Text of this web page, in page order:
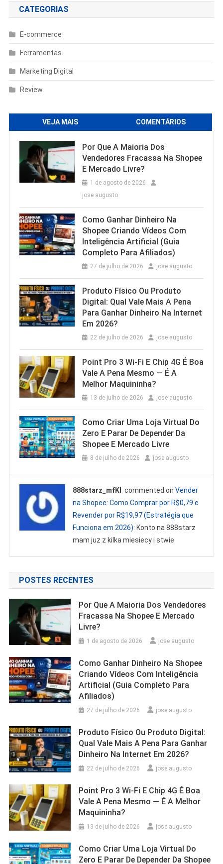
CATEGORIAS
E-commerce
Ferramentas
Marketing Digital
Review
VEJA MAIS COMENTÁRIOS
Por Que A Maioria Dos
Vendedores Fracassa Na Shopee
E Mercado Livre?
1 de agosto de 2026
jose augusto
Como Ganhar Dinheiro Na
Shopee Criando Vídeos Com
Inteligência Artificial (Guia
Completo Para Afiliados)
27 de julho de 2026 jose augusto
Produto Físico Ou Produto
Digital: Qual Vale Mais A Pena
Para Ganhar Dinheiro Na Internet
Em 2026?
22 de julho de 2026 jose augusto
Point Pro 3 Wi‑Fi E Chip 4G É Boa
Vale A Pena Mesmo — É A
Melhor Maquininha?
13 de julho de 2026 jose augusto
Como Criar Uma Loja Virtual Do
Zero E Parar De Depender Da
Shopee E Mercado Livre
8 de julho de 2026 jose augusto
888starz_mfKl commented onVender
na Shopee: Como Comprar por R$0,79 e
Revender por R$19,97 (Estratégia que
Funciona em 2026): Konto na 888starz
mam juz z kilka miesiecy i stwie
POSTES RECENTES
Por Que A Maioria Dos Vendedores
Fracassa Na Shopee E Mercado
Livre?
1 de agosto de 2026 jose augusto
Como Ganhar Dinheiro Na Shopee
Criando Vídeos Com Inteligência
Artificial (Guia Completo Para
Afiliados)
27 de julho de 2026 jose augusto
Produto Físico Ou Produto Digital:
Qual Vale Mais A Pena Para Ganhar
Dinheiro Na Internet Em 2026?
22 de julho de 2026 jose augusto
Point Pro 3 Wi‑Fi E Chip 4G É Boa
Vale A Pena Mesmo — É A Melhor
Maquininha?
13 de julho de 2026 jose augusto
Como Criar Uma Loja Virtual Do
Zero E Parar De Depender Da Shopee